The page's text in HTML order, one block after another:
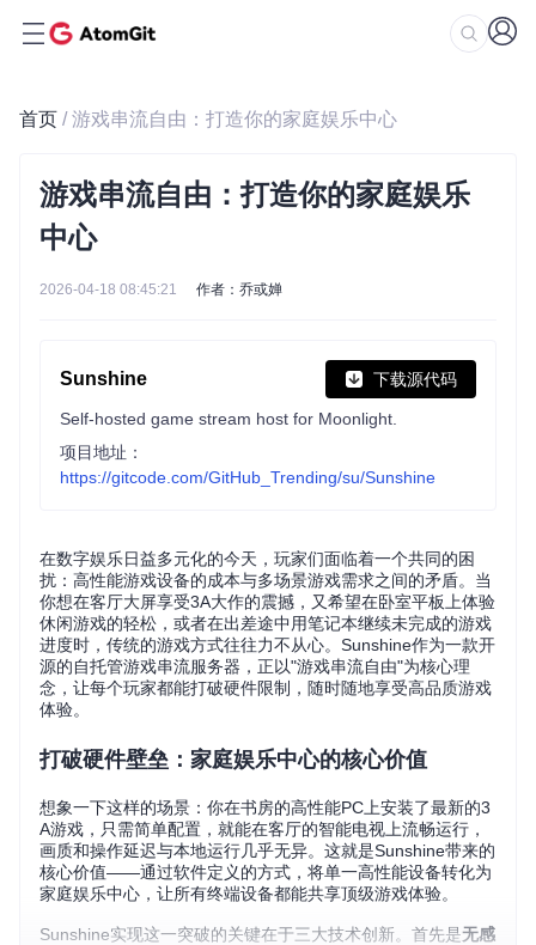
首页 / 游戏串流自由：打造你的家庭娱乐中心
游戏串流自由：打造你的家庭娱乐
中心
2026-04-18 08:45:21 作者：乔或婵
Sunshine 下载源代码
Self-hosted game stream host for Moonlight.
项目地址：
https://gitcode.com/GitHub_Trending/su/Sunshine
在数字娱乐日益多元化的今天，玩家们面临着一个共同的困
扰：高性能游戏设备的成本与多场景游戏需求之间的矛盾。当
你想在客厅大屏享受3A大作的震撼，又希望在卧室平板上体验
休闲游戏的轻松，或者在出差途中用笔记本继续未完成的游戏
进度时，传统的游戏方式往往力不从心。Sunshine作为一款开
源的自托管游戏串流服务器，正以"游戏串流自由"为核心理
念，让每个玩家都能打破硬件限制，随时随地享受高品质游戏
体验。
打破硬件壁垒：家庭娱乐中心的核心价值
想象一下这样的场景：你在书房的高性能PC上安装了最新的3
A游戏，只需简单配置，就能在客厅的智能电视上流畅运行，
画质和操作延迟与本地运行几乎无异。这就是Sunshine带来的
核心价值——通过软件定义的方式，将单一高性能设备转化为
家庭娱乐中心，让所有终端设备都能共享顶级游戏体验。
Sunshine实现这一突破的关键在于三大技术创新。首先是无感